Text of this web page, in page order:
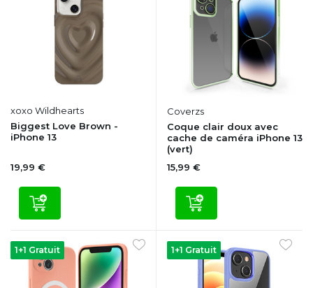
xoxo Wildhearts
Biggest Love Brown -
iPhone 13
19,99 €
Coverzs
Coque clair doux avec
cache de caméra iPhone 13
(vert)
15,99 €
1+1 Gratuit 1+1 Gratuit